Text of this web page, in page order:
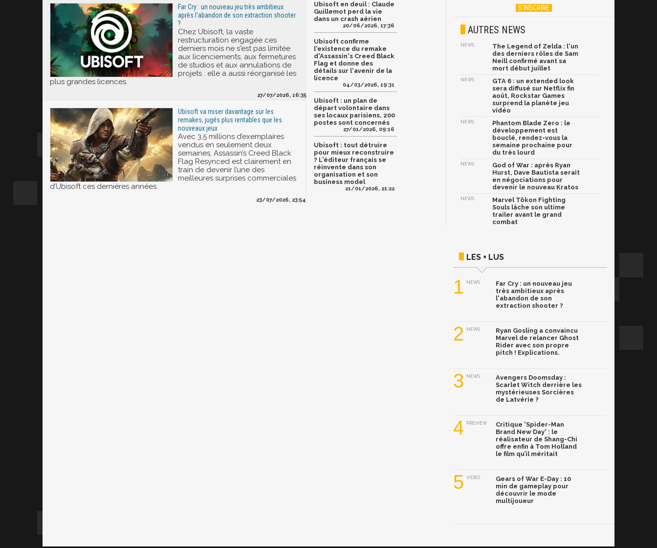
Far Cry : un nouveau jeu très ambitieux
après l'abandon de son extraction shooter
?
Chez Ubisoft, la vaste
restructuration engagée ces
derniers mois ne s'est pas limitée
aux licenciements, aux fermetures
de studios et aux annulations de
projets : elle a aussi réorganisé les
plus grandes licences.
27/07/2026, 16:35
Ubisoft va miser davantage sur les
remakes, jugés plus rentables que les
nouveaux jeux
Avec 3,5 millions d’exemplaires
vendus en seulement deux
semaines, Assassin’s Creed Black
Flag Resynced est clairement en
train de devenir l’une des
meilleures surprises commerciales
d’Ubisoft ces dernières années.
23/07/2026, 23:54
Ubisoft en deuil : Claude
Guillemot perd la vie
dans un crash aérien
20/06/2026, 17:36
Ubisoft confirme
l'existence du remake
d'Assassin's Creed Black
Flag et donne des
détails sur l'avenir de la
licence
04/03/2026, 19:31
Ubisoft : un plan de
départ volontaire dans
ses locaux parisiens, 200
postes sont concernés
27/01/2026, 09:16
Ubisoft : tout détruire
pour mieux reconstruire
? L'éditeur français se
réinvente dans son
organisation et son
business model
21/01/2026, 21:22
AUTRES NEWS
NEWS
The Legend of Zelda : l'un
des derniers rôles de Sam
Neill confirmé avant sa
mort début juillet
NEWS
GTA 6 : un extended look
sera diffusé sur Netflix fin
août, Rockstar Games
surprend la planète jeu
vidéo
NEWS
Phantom Blade Zero : le
développement est
bouclé, rendez-vous la
semaine prochaine pour
du très lourd
NEWS
God of War : après Ryan
Hurst, Dave Bautista serait
en négociations pour
devenir le nouveau Kratos
NEWS
Marvel Tōkon Fighting
Souls lâche son ultime
trailer avant le grand
combat
LES + LUS
1 NEWS
Far Cry : un nouveau jeu
très ambitieux après
l'abandon de son
extraction shooter ?
2 NEWS
Ryan Gosling a convaincu
Marvel de relancer Ghost
Rider avec son propre
pitch ! Explications.
3 NEWS
Avengers Doomsday :
Scarlet Witch derrière les
mystérieuses Sorcières
de Latvérie ?
4 PREVIEW
Critique 'Spider-Man
Brand New Day' : le
réalisateur de Shang-Chi
offre enfin à Tom Holland
le film qu’il méritait
5 VIDÉO
Gears of War E-Day : 10
min de gameplay pour
découvrir le mode
multijoueur